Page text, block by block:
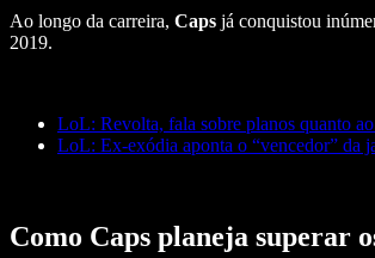
Ao longo da carreira, Caps já conquistou
2019.
LoL: Revolta, fala sobre planos quanto
LoL: Ex-exódia aponta o “vencedor” da
Como Caps planeja superar